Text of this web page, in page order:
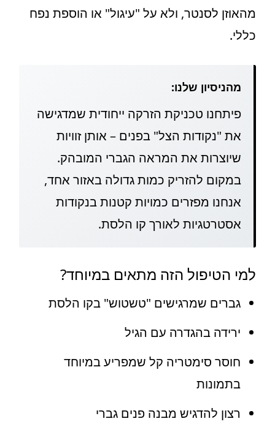
מהאוזן לסנטר, ולא על "עיגול" או הוספת נפח
כללי.
מהניסיון שלנו:
פיתחנו טכניקת הזרקה ייחודית שמדגישה
את "נקודות הצל" בפנים – אותן זוויות
שיוצרות את המראה הגברי המובהק.
במקום להזריק כמות גדולה באזור אחד,
אנחנו מפזרים כמויות קטנות בנקודות
אסטרטגיות לאורך קו הלסת.
למי הטיפול הזה מתאים במיוחד?
גברים שמרגישים "טשטוש" בקו הלסת
ירידה בהגדרה עם הגיל
חוסר סימטריה קל שמפריע במיוחד
בתמונות
רצון להדגיש מבנה פנים גברי